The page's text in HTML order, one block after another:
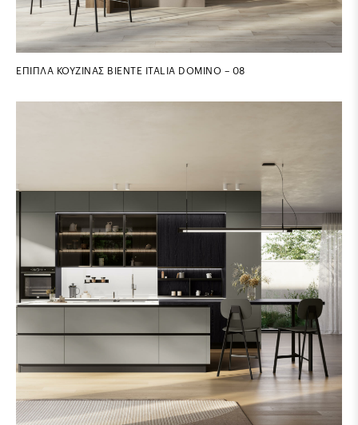
ΕΠΙΠΛΑ ΚΟΥΖΙΝΑΣ BIENTE ITALIA DOMINO – 08